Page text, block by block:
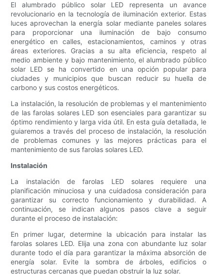
El alumbrado público solar LED representa un avance
revolucionario en la tecnología de iluminación exterior. Estas
luces aprovechan la energía solar mediante paneles solares
para proporcionar una iluminación de bajo consumo
energético en calles, estacionamientos, caminos y otras
áreas exteriores. Gracias a su alta eficiencia, respeto al
medio ambiente y bajo mantenimiento, el alumbrado público
solar LED se ha convertido en una opción popular para
ciudades y municipios que buscan reducir su huella de
carbono y sus costos energéticos.
La instalación, la resolución de problemas y el mantenimiento
de las farolas solares LED son esenciales para garantizar su
óptimo rendimiento y larga vida útil. En esta guía detallada, le
guiaremos a través del proceso de instalación, la resolución
de problemas comunes y las mejores prácticas para el
mantenimiento de sus farolas solares LED.
Instalación
La instalación de farolas LED solares requiere una
planificación minuciosa y una cuidadosa consideración para
garantizar su correcto funcionamiento y durabilidad. A
continuación, se indican algunos pasos clave a seguir
durante el proceso de instalación:
En primer lugar, determine la ubicación para instalar las
farolas solares LED. Elija una zona con abundante luz solar
durante todo el día para garantizar la máxima absorción de
energía solar. Evite la sombra de árboles, edificios o
estructuras cercanas que puedan obstruir la luz solar.